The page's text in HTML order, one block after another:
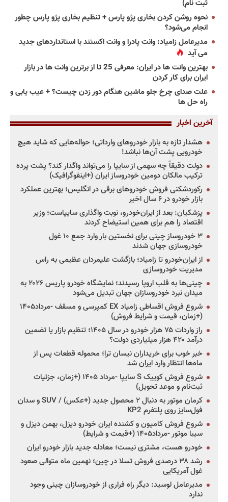
ثبت نام)
نحوه روشن کردن بخاری پژو پارس + تنظیم بخاری پژو پارس چطور
انجام می‌شود؟
مدیرعامل زامیاد: وانت پادرا و وانت اکستند با استانداردهای جدید
می آید
بهترین وانت ها در ایران: معرفی 25 تا از برترین وانت ها در بازار
ایران برای کار کردن
علت صدای چرخ جلو ماشین هنگام دور زدن چیست؟ + عیب یابی و
راه حل ها
آخرین اخبار
هشدار تازه به بازار خودروهای وارداتی؛ حواله‌هایی که شاید هیچ
خودرویی پشت آن‌ها نباشد!
دولت دقیقاً چه سهمی از سایپا را می‌تواند واگذار کند؟ پشت پرده
ترکیب مالکان دومین خودروساز ایران (+اینفوگرافیک)
رکوردشکنی فروش خودروهای برقی در انگلیس؛ بهترین عملکرد
بازار خودرو در ۶ سال اخیر
پزشکیان: بعد از ایران‌خودرو، نوبت واگذاری سایپاست؛ وزیر
اقتصاد را هم برای همین استیضاح کردند
۳ خودروساز چینی برای نخستین بار وارد جمع ۱۰ غول
خودروسازی جهان شدند
از ایران‌خودرو تا زامیاد؛ بازگشت علیمردان عظیمی به راس
مدیریت خودروسازی
چینی‌ها به قلب اروپا رسیدند؛ نمایشگاه خودرو پاریس ۲۰۲۶ به
میدان نبرد خودروسازان جهان تبدیل می‌شود
شروع فروش اقساطی زامیاد EX کمپرسی و مسقف -مرداد۱۴۰۵
(+زمان، قیمت و شرایط فروش)
راز واردات ۷۵ هزار خودرو در سال ۱۴۰۵؛ تنظیم بازار یا تضمین
درآمد ۴۲۰ هزار میلیاردی دولت؟
خبر خوب برای خریداران نیسان ترا؛ محموله قطعات پس از
ماه‌ها انتظار وارد ایران شد
شروع فروش کوییک S سایپا -مرداد ۱۴۰۵ (+زمان، جزئیات
ثبت‌نام و موعد تحویل)
کرمان موتور به دنبال ۲ محصول جدید (+عکس) / SUV و سدان
فول‌سایز روی پلتفرم KP2
شروع فروش کامیون و کشنده ایران خودرو دیزل، بهمن دیزل و
سیبا موتور -مرداد۱۴۰۵ (+قیمت و شرایط)
خودرو هست، مشتری نیست؛ معادله جدید بازار خودرو ایران
رشد ۳۸ درصدی فروش تسلا در چین؛ نهمین ماه متوالی صعود
غول آمریکایی
مدیرعامل لوسید: دیگر راه فراری از خودروسازان چینی وجود
ندارد